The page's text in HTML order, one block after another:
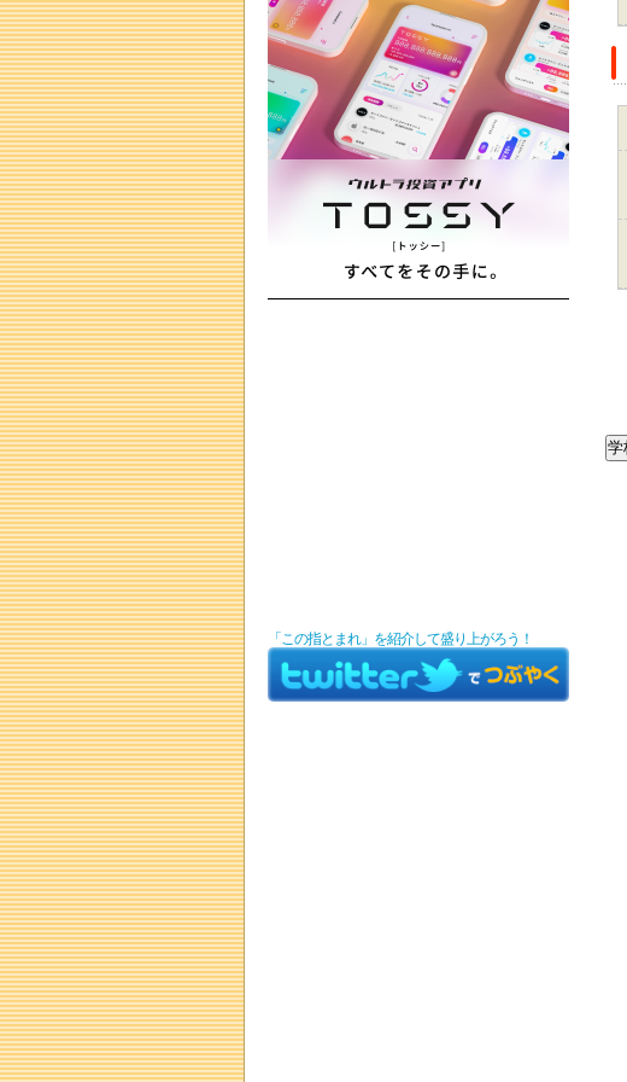
「この指とまれ」を紹介して盛り上がろう！